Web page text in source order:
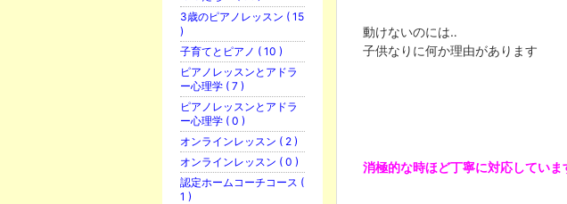
動けないのには‥
子供なりに何か理由があります
消極的な時ほど丁寧に対応していま
3歳のピアノレッスン ( 15
)
子育てとピアノ ( 10 )
ピアノレッスンとアドラ
ー心理学 ( 7 )
ピアノレッスンとアドラ
ー心理学 ( 0 )
オンラインレッスン ( 2 )
オンラインレッスン ( 0 )
認定ホームコーチコース (
1 )